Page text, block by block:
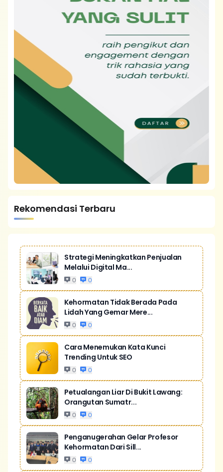
Rekomendasi Terbaru
Strategi Meningkatkan Penjualan
Melalui Digital Ma...
0 0
Kehormatan Tidak Berada Pada
Lidah Yang Gemar Mere...
0 0
Cara Menemukan Kata Kunci
Trending Untuk SEO
0 0
Petualangan Liar Di Bukit Lawang:
Orangutan Sumatr...
0 0
Penganugerahan Gelar Profesor
Kehormatan Dari Sill...
0 0